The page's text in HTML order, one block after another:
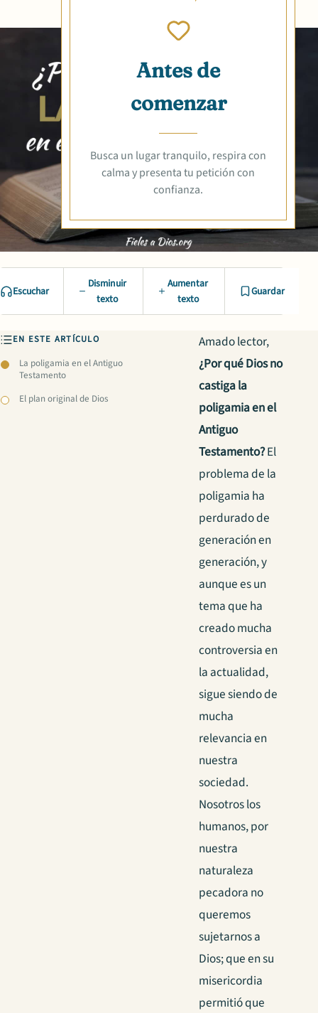
Antes de
comenzar
Busca un lugar tranquilo, respira con
calma y presenta tu petición con
confianza.
Escuchar
Disminuir
texto
Aumentar
texto
Guardar
EN ESTE ARTÍCULO
La poligamia en el Antiguo
Testamento
El plan original de Dios
Amado lector,
¿Por qué Dios no
castiga la
poligamia en el
Antiguo
Testamento?El
problema de la
poligamia ha
perdurado de
generación en
generación, y
aunque es un
tema que ha
creado mucha
controversia en
la actualidad,
sigue siendo de
mucha
relevancia en
nuestra
sociedad.
Nosotros los
humanos, por
nuestra
naturaleza
pecadora no
queremos
sujetarnos a
Dios; que en su
misericordia
permitió que